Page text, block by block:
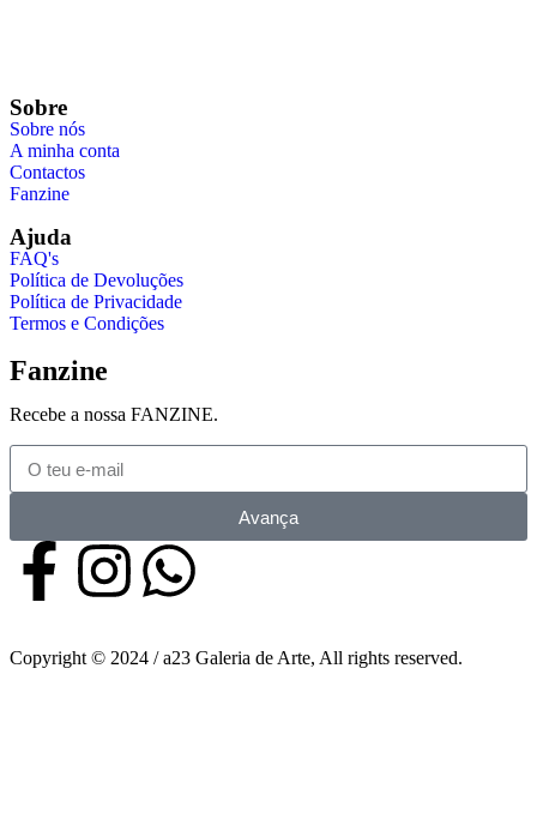
Sobre
Sobre nós
A minha conta
Contactos
Fanzine
Ajuda
FAQ's
Política de Devoluções
Política de Privacidade
Termos e Condições
Fanzine
Recebe a nossa FANZINE.
Avança
Copyright © 2024 / a23 Galeria de Arte, All rights reserved.